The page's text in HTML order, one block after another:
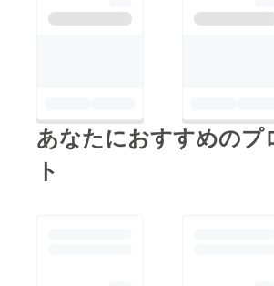
さい。） お礼の手
として追加1日可／有
効期限2018年12月ま
45000円（半日使用プ
真：B1Fセラールーム
あなたにおすすめのプ
ト